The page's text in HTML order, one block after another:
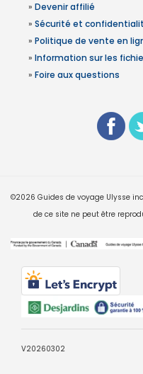
» Devenir affilié
» Sécurité et
» Politique de vente en
» Information sur les
» Foire aux questions
©2026 Guides de voyage Ulysse
de ce site ne peut être
V20260302